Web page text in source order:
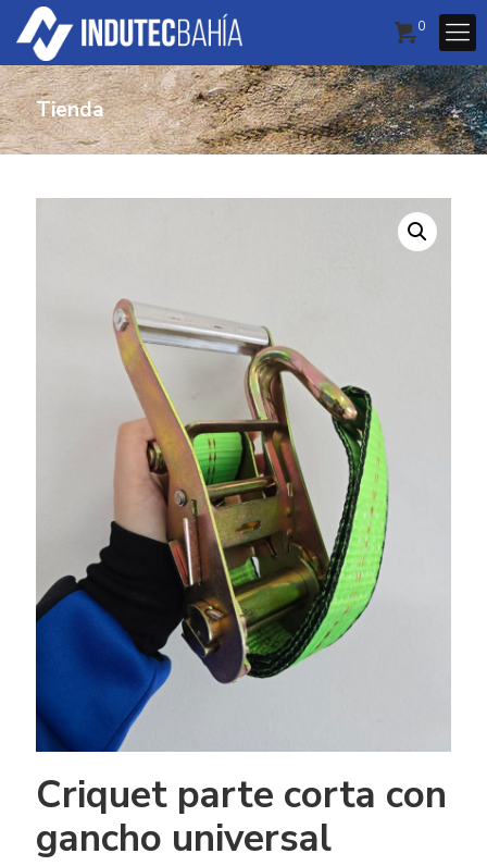
0
Tienda
Criquet parte corta con
gancho universal